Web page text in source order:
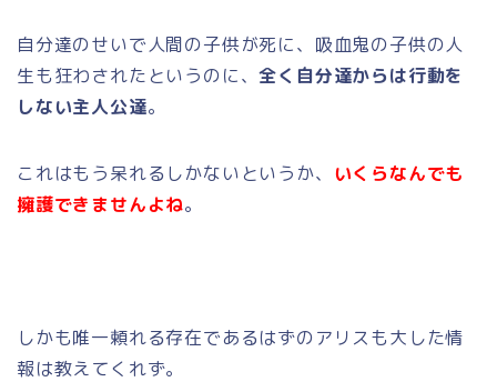
自分達のせいで人間の子供が死に、吸血鬼の子供の人
生も狂わされたというのに、全く自分達からは行動を
しない主人公達。
これはもう呆れるしかないというか、 いくらなんでも
擁護できませんよね。
しかも唯一頼れる存在であるはずのアリスも大した情
報は教えてくれず。